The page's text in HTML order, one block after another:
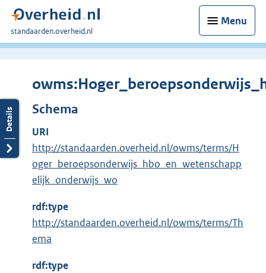
Menu
U
bent
standaarden.overheid.nl
Schema
URI
http://standaarden.overheid.nl/owms/terms/H
oger_beroepsonderwijs_hbo_en_wetenschapp
elijk_onderwijs_wo
rdf:type
http://standaarden.overheid.nl/owms/terms/Th
ema
rdf:type